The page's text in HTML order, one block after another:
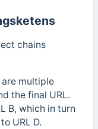
chains
multiple
the final URL.
B, which in turn
URL D.